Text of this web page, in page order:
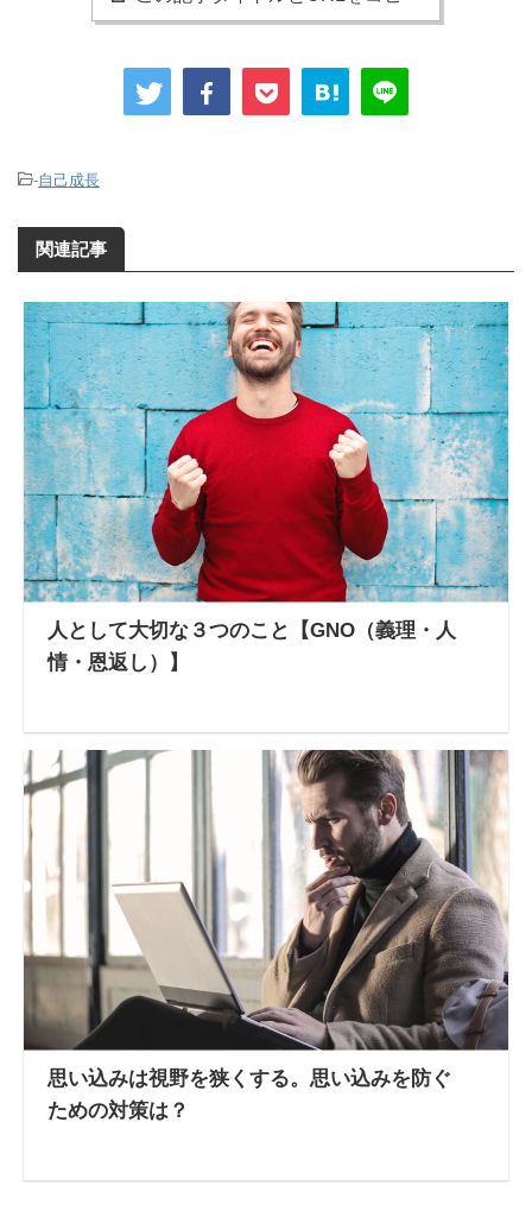
-自己成長
関連記事
人として大切な３つのこと【GNO（義理・人
情・恩返し）】
思い込みは視野を狭くする。思い込みを防ぐ
ための対策は？